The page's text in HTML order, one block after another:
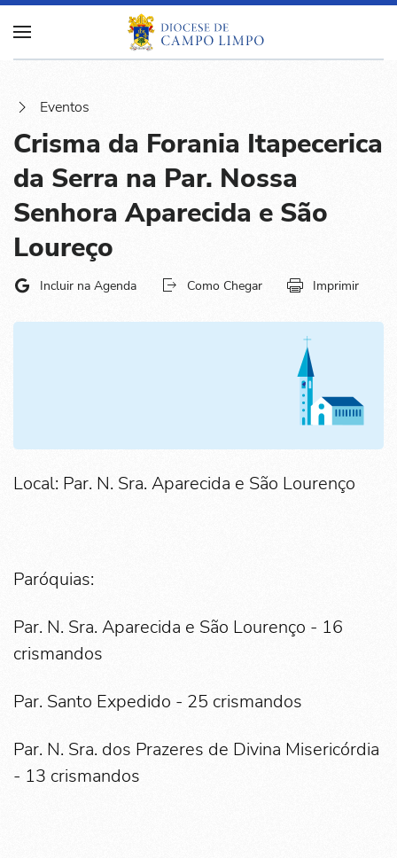
Eventos
Crisma da Forania Itapecerica
da Serra na Par. Nossa
Senhora Aparecida e São
Loureço
Incluir na Agenda Como Chegar Imprimir
Local: Par. N. Sra. Aparecida e São Lourenço
Paróquias:
Par. N. Sra. Aparecida e São Lourenço - 16
crismandos
Par. Santo Expedido - 25 crismandos
Par. N. Sra. dos Prazeres de Divina Misericórdia
- 13 crismandos